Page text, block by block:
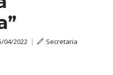
04/2022 |
Secretaria